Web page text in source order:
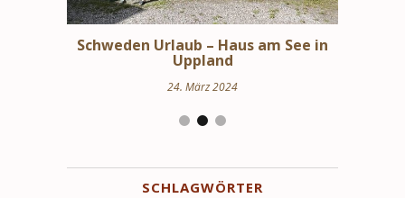
Schweden Urlaub – Haus am See in
Uppland
24. März 2024
SCHLAGWÖRTER